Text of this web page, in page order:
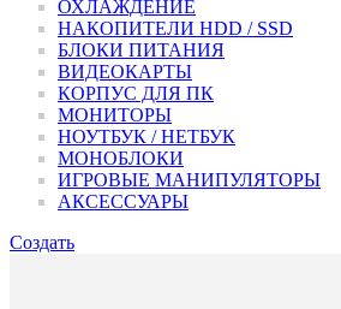
ОХЛАЖДЕНИЕ
НАКОПИТЕЛИ HDD / SSD
БЛОКИ ПИТАНИЯ
ВИДЕОКАРТЫ
КОРПУС ДЛЯ ПК
МОНИТОРЫ
НОУТБУК / НЕТБУК
МОНОБЛОКИ
ИГРОВЫЕ МАНИПУЛЯТОРЫ
АКСЕССУАРЫ
Создать